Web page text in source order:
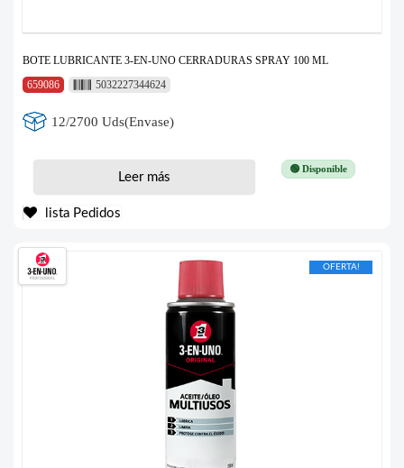
BOTE LUBRICANTE 3-EN-UNO CERRADURAS SPRAY 100 ML
659086
5032227344624
12/2700 Uds(Envase)
🟢 Disponible
Leer más
lista Pedidos
OFERTA!